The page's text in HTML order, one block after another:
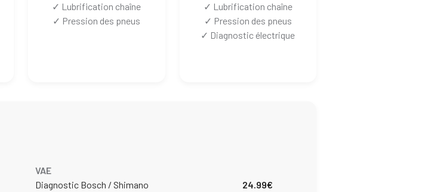
✓ Lubrification chaîne
✓ Pression des pneus
✓ Lubrification chaîne
✓ Pression des pneus
✓ Diagnostic électrique
VAE
Diagnostic Bosch / Shimano
24.99€